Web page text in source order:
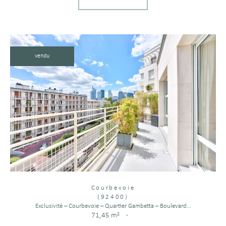
vendu
Courbevoie
(92400)
Exclusivité – Courbevoie – Quartier Gambetta – Boulevard...
71,45 m² -